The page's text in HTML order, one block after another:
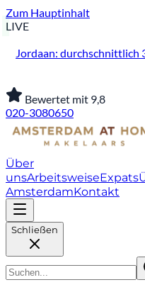
Zum Hauptinhalt
LIVE
Jordaan: durchschnittlich
Bewertet mit 9,8
020-3080650
Über
unsArbeitsweiseExpats
AmsterdamKontakt
Schließen